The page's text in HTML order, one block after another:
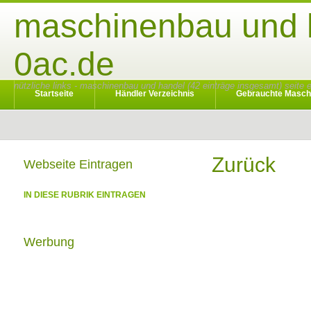
maschinenbau
0ac.de
nützliche links - maschinenbau und handel (42 einträge insgesamt) seite
Startseite Händler Verzeichnis Gebrauchte
Zurück
Webseite Eintragen
IN DIESE RUBRIK EINTRAGEN
Werbung